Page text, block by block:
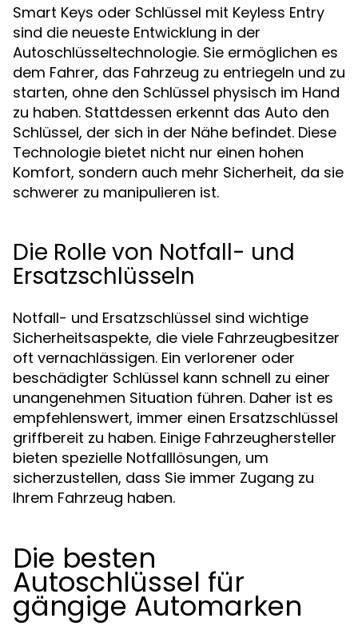
Smart Keys oder Schlüssel mit Keyless Entry
sind die neueste Entwicklung in der
Autoschlüsseltechnologie. Sie ermöglichen es
dem Fahrer, das Fahrzeug zu entriegeln und zu
starten, ohne den Schlüssel physisch im Hand
zu haben. Stattdessen erkennt das Auto den
Schlüssel, der sich in der Nähe befindet. Diese
Technologie bietet nicht nur einen hohen
Komfort, sondern auch mehr Sicherheit, da sie
schwerer zu manipulieren ist.
Die Rolle von Notfall- und
Ersatzschlüsseln
Notfall- und Ersatzschlüssel sind wichtige
Sicherheitsaspekte, die viele Fahrzeugbesitzer
oft vernachlässigen. Ein verlorener oder
beschädigter Schlüssel kann schnell zu einer
unangenehmen Situation führen. Daher ist es
empfehlenswert, immer einen Ersatzschlüssel
griffbereit zu haben. Einige Fahrzeughersteller
bieten spezielle Notfalllösungen, um
sicherzustellen, dass Sie immer Zugang zu
Ihrem Fahrzeug haben.
Die besten
Autoschlüssel für
gängige Automarken